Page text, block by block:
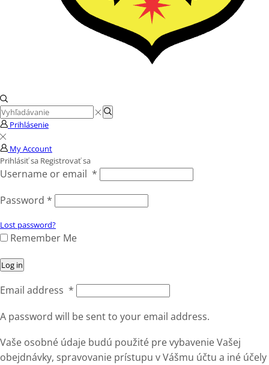
Search
input
Search
Prihlásenie
My Account
Prihlásiť sa Registrovať sa
Username or email *
Password *
Lost password?
Remember Me
Log in
Email address *
A password will be sent to your email address.
Vaše osobné údaje budú použité pre vybavenie Vašej
obejdnávky, spravovanie prístupu v Vášmu účtu a iné účely